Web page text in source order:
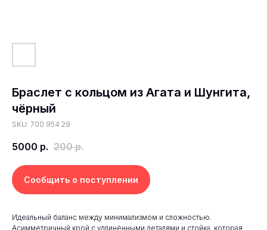
Браслет с кольцом из Агата и Шунгита,
чёрный
SKU: 700.954.29
5000 р. 200 р.
Сообщить о поступлении
Идеальный баланс между минимализмом и сложностью.
Асимметричный крой с удлинёнными деталями и стойка, которая